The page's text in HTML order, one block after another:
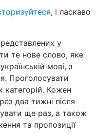
, i ласкаво
у
те нове слово, яке
мові, з
Проголосувати
Кожен
два тижні після
ще раз, а також
та пропозиції